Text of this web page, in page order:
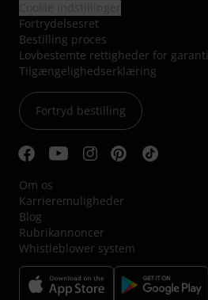
Fortrydelsesret
Bestilling proces
Lovbestemte rettigheder for garanti
Tilgængelighedserklæring
Fortryd bestilling
Om os
Karrieremuligheder
Blog
Rubrikannoncer
Whistleblower system